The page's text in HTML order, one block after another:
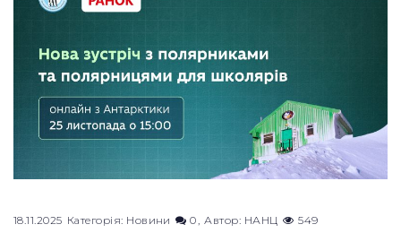
18.11.2025 Категорія: Новини 0 Автор: НАНЦ 549